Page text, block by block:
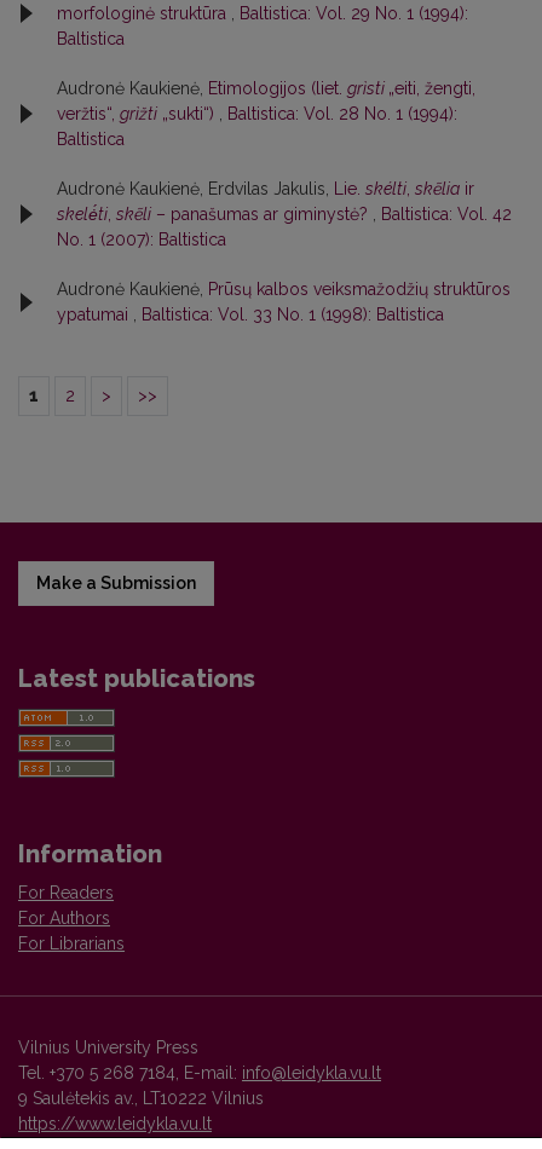
morfologinė struktūra
Baltistica: Vol. 29 No. 1 (1994):
Baltistica
Audronė Kaukienė, Etimologijos (liet. grìsti „eiti, žengti,
veržtis“, grìžti „sukti“)
Baltistica: Vol. 28 No. 1 (1994):
Baltistica
Audronė Kaukienė, Erdvilas Jakulis, Lie. skélti skẽlia ir
skelė́ti skẽli – panašumas ar giminystė?
Baltistica: Vol. 42
No. 1 (2007): Baltistica
Audronė Kaukienė, Prūsų kalbos veiksmažodžių struktūros
ypatumai
Baltistica: Vol. 33 No. 1 (1998): Baltistica
1 2 > >>
Make a Submission
Latest publications
Information
For Readers
For Authors
For Librarians
Vilnius University Press
Tel. +370 5 268 7184, E-mail: info@leidykla.vu.lt
9 Saulėtekis av., LT10222 Vilnius
https://www.leidykla.vu.lt